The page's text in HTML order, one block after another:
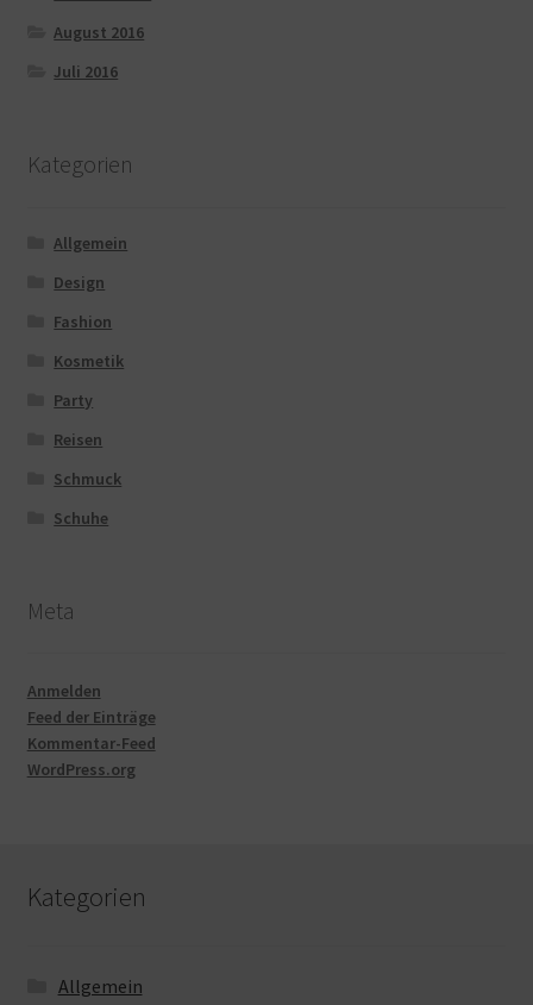
August 2016
Juli 2016
Kategorien
Allgemein
Design
Fashion
Kosmetik
Party
Reisen
Schmuck
Schuhe
Meta
Anmelden
Feed der Einträge
Kommentar-Feed
WordPress.org
Kategorien
Allgemein